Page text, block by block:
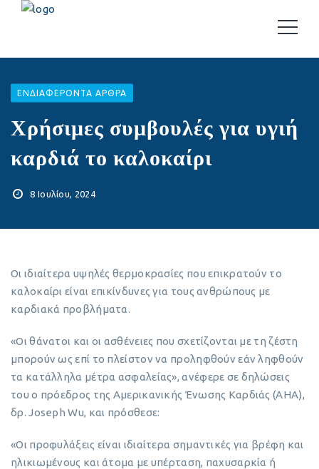
EΝΔΙΑΦΈΡΟΝΤΑ ΆΡΘΡΑ
Χρήσιμες συμβουλές για υγιή
καρδιά το καλοκαίρι
8 Ιουλίου, 2024
Οι ιδιαίτερα υψηλές θερμοκρασίες που επικρατούν το
καλοκαίρι είναι επικίνδυνες για τους ανθρώπους με
καρδιακά προβλήματα.
«Οι θάνατοι και οι ασθένειες που σχετίζονται με τη ζέστη
μπορούν ως επί το πλείστον να προληφθούν εάν ληφθούν
τα κατάλληλα μέτρα ασφαλείας», ανέφερε σε δηλώσεις
του ο πρόεδρος της Αμερικανικής Ένωσης Καρδιάς (AHA),
δρ. Joseph Wu, και πρόσθεσε:
«Οι προφυλάξεις είναι ιδιαίτερα σημαντικές για βρέφη και
ηλικιωμένους και άτομα με υπέρταση, παχυσαρκία ή